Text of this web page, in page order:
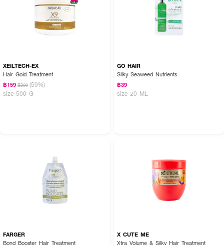
ข้อแนะนําการใช้ผลิตภัณฑ์
1. ใช้ก่อนสระผม (Pre-shampoo) : ชโลมบนผมแห้ง ทิ้งไว้ 20 นาที แล้วล้างออก
ก่อนสระผม เพื่อการบํารุงที่มากขึ้น
4. ใช้กับผิวกาย : เพื่อผิวที่ดูนุ่ม เรียบลื่น
ควรเก็บผลิตภัณฑ์ให้พ้นแสงและความร้อน
XEILTECH-EX
Hair Gold Treatment
฿159 ฿390 (59%)
size 500 G
GO HAIR
Silky Seaweed Nutrients
฿39
size 20 ML
FARGER
Bond Booster Hair Treatment
X CUTE ME
Xtra Volume & Silky Hair Treatment